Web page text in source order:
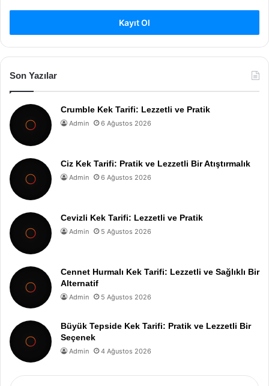
Kayıt Ol
Son Yazılar
Crumble Kek Tarifi: Lezzetli ve Pratik
Admin 6 Ağustos 2026
Ciz Kek Tarifi: Pratik ve Lezzetli Bir Atıştırmalık
Admin 6 Ağustos 2026
Cevizli Kek Tarifi: Lezzetli ve Pratik
Admin 5 Ağustos 2026
Cennet Hurmalı Kek Tarifi: Lezzetli ve Sağlıklı Bir
Alternatif
Admin 5 Ağustos 2026
Büyük Tepside Kek Tarifi: Pratik ve Lezzetli Bir
Seçenek
Admin 4 Ağustos 2026